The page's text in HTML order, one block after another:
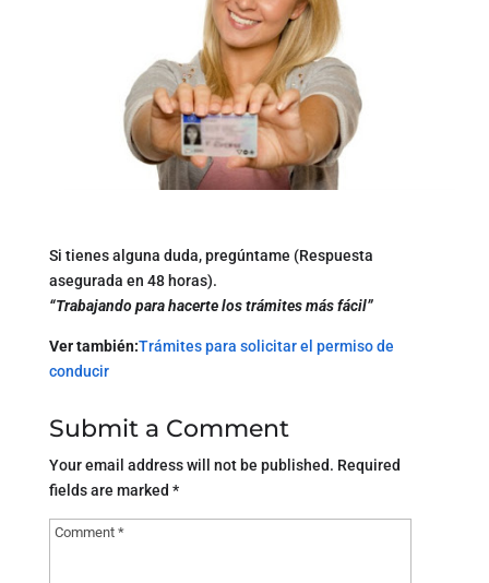
Si tienes alguna duda, pregúntame (Respuesta
asegurada en 48 horas).
“Trabajando para hacerte los trámites más fácil”
Ver también:Trámites para solicitar el permiso de
conducir
Submit a Comment
Your email address will not be published. Required
fields are marked *